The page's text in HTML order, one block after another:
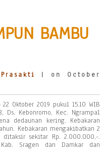
BAMBU
| on October
Oktober 2019 pukul 15.10 WIB
Ds. Kebonromo, Kec. Ngrampal
dedaunan kering. Kebakaran
Kebakaran mengakibatkan 2
sekitar Rp. 2.000.000,-.
Sragen dan Damkar dan